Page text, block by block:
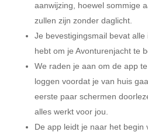
aanwijzing, hoewel sommige
zullen zijn zonder daglicht.
Je bevestigingsmail bevat
hebt om je Avonturenjacht te
We raden je aan om de app
loggen voordat je van huis
eerste paar schermen
alles werkt voor jou.
De app leidt je naar het begin